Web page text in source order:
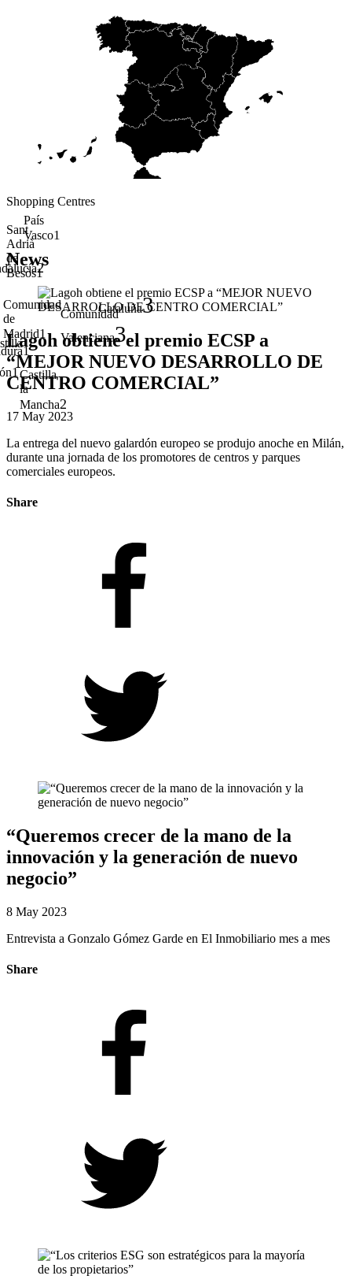
Shopping Centres
2
Castilla
la
Mancha2
1
Cataluña3
Comunidad
de
Madrid1
Comunidad
Valenciana3
1
País
Vasco1
Sant
Adrià
de
Besòs1
News
Lagoh obtiene el premio ECSP a
“MEJOR NUEVO DESARROLLO DE
CENTRO COMERCIAL”
17 May 2023
La entrega del nuevo galardón europeo se produjo anoche en Milán,
durante una jornada de los promotores de centros y parques
comerciales europeos.
Share
“Queremos crecer de la mano de la
innovación y la generación de nuevo
negocio”
8 May 2023
Entrevista a Gonzalo Gómez Garde en El Inmobiliario mes a mes
Share